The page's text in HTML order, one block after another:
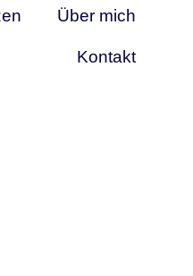
Über mich
Kontakt